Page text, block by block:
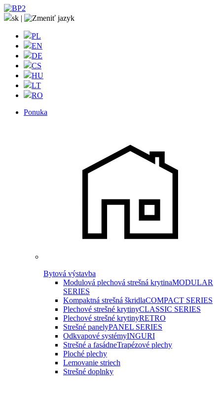
sk |
PL
EN
DE
CS
HU
LT
RO
Ponuka
Bytová výstavba
Modulová plechová strešná krytinaMODULAR
SERIES
Kompaktná strešná škridlaCOMPACT SERIES
Plechové strešné krytinyCLASSIC SERIES
Plechové strešné krytinyRETRO
Strešné panelyPANEL SERIES
Odkvapové systémyINGURI
Strešné a fasádneTrapézové plechy
Ploché plechy
Lemovanie striech
Strešné doplnky